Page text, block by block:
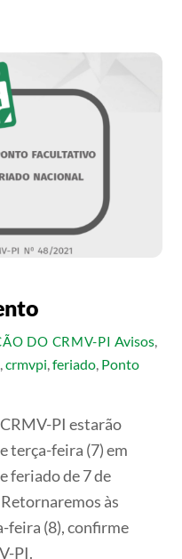
DO CRMV-PI Avisos,
,crmvpi ,feriado Ponto
PI estarão
terça-feira (7) em
feriado de 7 de
às
feira (8), confirme
PI.